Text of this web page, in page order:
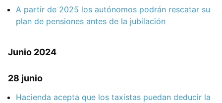
A partir de 2025 los autónomos podrán rescatar su
plan de pensiones antes de la jubilación
Junio 2024
28 junio
Hacienda acepta que los taxistas puedan deducir la